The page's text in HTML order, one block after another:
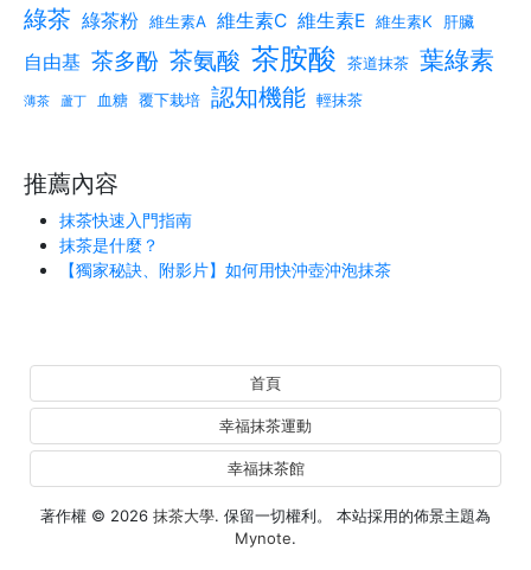
綠茶 綠茶粉 維生素A 維生素C 維生素E 維生素K 肝臟
自由基 茶多酚 茶氨酸 茶胺酸 茶道抹茶 葉綠素
薄茶 蘆丁 血糖 覆下栽培 認知機能 輕抹茶
推薦內容
抹茶快速入門指南
抹茶是什麼？
【獨家秘訣、附影片】如何用快沖壺沖泡抹茶
著作權 © 2026 抹茶大學. 保留一切權利。 本站採用的佈景主題為
Mynote.
首頁
幸福抹茶運動
幸福抹茶館